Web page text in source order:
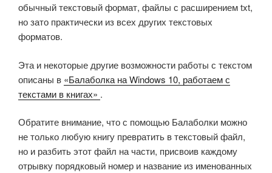
обычный текстовый формат, файлы с расширением txt,
но зато практически из всех других текстовых
форматов.
Эта и некоторые другие возможности работы с текстом
описаны в «Балаболка на Windows 10, работаем с
текстами в книгах» .
Обратите внимание, что с помощью Балаболки можно
не только любую книгу превратить в текстовый файл,
но и разбить этот файл на части, присвоив каждому
отрывку порядковый номер и название из именованных